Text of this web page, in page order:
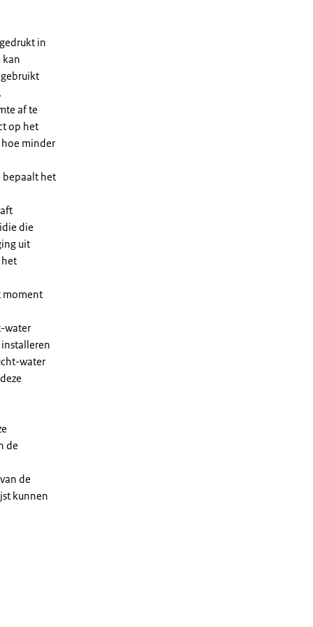
in
kan
af te
op het
hoe minder
bepaalt het
die
uit
moment
water
water
de
de
kunnen